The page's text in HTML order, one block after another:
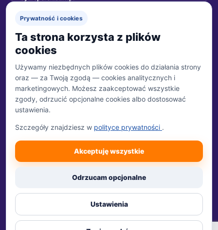
MARKA
Biuro Tłumaczeń 24
WŁAŚCICIEL
ul. Tulipanowa 24
NIP: 951-249-24-65
REGON: 384657490
Rejestru Sądowego
© 2026 Biuro Tłumaczeń 24
Prywatność i cookies
Ta strona korzysta z plików
cookies
Używamy niezbędnych plików cookies do działania strony
oraz — za Twoją zgodą — cookies analitycznych i
marketingowych. Możesz zaakceptować wszystkie
zgody, odrzucić opcjonalne cookies albo dostosować
ustawienia.
Szczegóły znajdziesz w polityce prywatności .
Akceptuję wszystkie
Odrzucam opcjonalne
Ustawienia